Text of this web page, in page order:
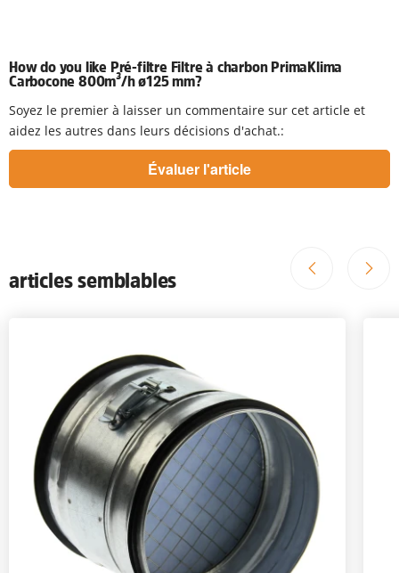
How do you like Pré-filtre Filtre à charbon PrimaKlima
Carbocone 800m³/h ø125 mm?
Soyez le premier à laisser un commentaire sur cet article et
aidez les autres dans leurs décisions d'achat.:
articles semblables